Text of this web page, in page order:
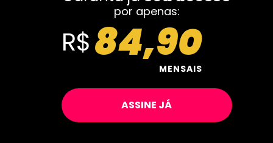
por apenas:
R$84,90
MENSAIS
ASSINE JÁ